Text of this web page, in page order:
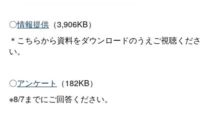
〇情報提供（3,906KB）
＊こちらから資料をダウンロードのうえご視聴くださ
い。
〇アンケート
（182KB）
※8/7までにご回答ください。